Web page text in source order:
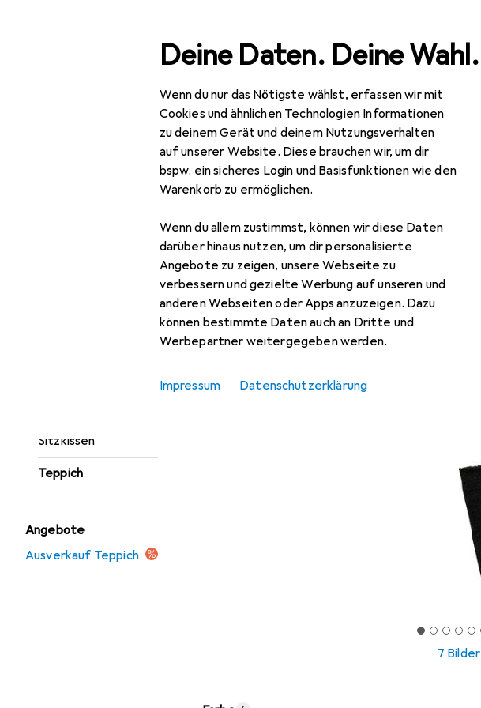
Deine Daten. Deine Wahl.
Wenn du nur das Nötigste wählst, erfassen wir mit
Cookies und ähnlichen Technologien Informationen
zu deinem Gerät und deinem Nutzungsverhalten
auf unserer Website. Diese brauchen wir, um dir
bspw. ein sicheres Login und Basisfunktionen wie den
Warenkorb zu ermöglichen.
Wenn du allem zustimmst, können wir diese Daten
darüber hinaus nutzen, um dir personalisierte
Angebote zu zeigen, unsere Webseite zu
verbessern und gezielte Werbung auf unseren und
anderen Webseiten oder Apps anzuzeigen. Dazu
können bestimmte Daten auch an Dritte und
Werbepartner weitergegeben werden.
Impressum Datenschutzerklärung
Navigation nach Kategorien
Sitzkissen
Teppich
Angebote
Ausverkauf Teppich
Gesamtsortiment Wohnen Heimtextilien
7 Bilder